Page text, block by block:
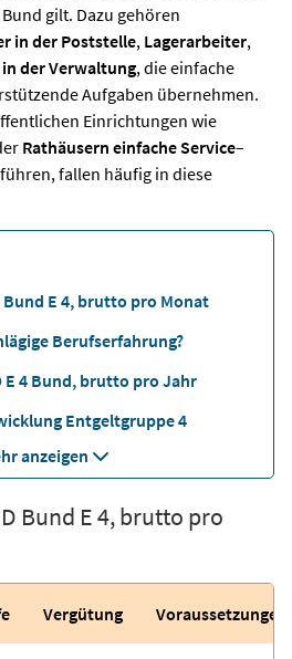
gilt. Dazu gehören
in der Poststelle, Lagerarbeiter,
der Verwaltung, die einfache
Aufgaben übernehmen.
Einrichtungen wie
Rathäusern einfache Service–
fallen häufig in diese
E 4, brutto pro Monat
Berufserfahrung?
E 4 Bund, brutto pro Jahr
Entgeltgruppe 4
anzeigen
Bund E 4, brutto pro
Vergütung Voraussetzungen